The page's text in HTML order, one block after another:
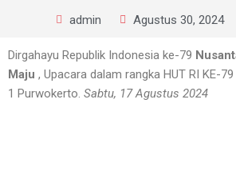
admin Agustus 30, 2024
Dirgahayu Republik Indonesia ke-79
Maju , Upacara dalam rangka HUT RI KE-
1 Purwokerto. Sabtu, 17 Agustus 2024